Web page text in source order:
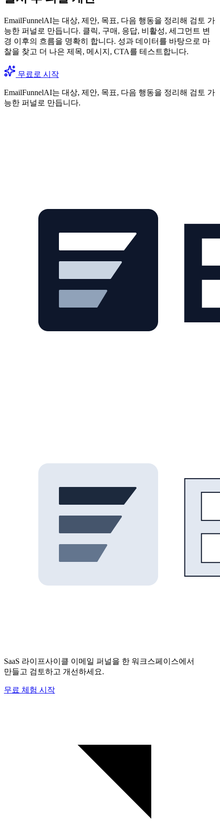
EmailFunnelAI는 대상, 제안, 목표, 다음 행동을 정리해 검토 가
능한 퍼널로 만듭니다. 클릭, 구매, 응답, 비활성, 세그먼트 변
경 이후의 흐름을 명확히 합니다. 성과 데이터를 바탕으로 마
찰을 찾고 더 나은 제목, 메시지, CTA를 테스트합니다.
무료로 시작
EmailFunnelAI는 대상, 제안, 목표, 다음 행동을 정리해 검토 가
능한 퍼널로 만듭니다.
SaaS 라이프사이클 이메일 퍼널을 한 워크스페이스에서
만들고 검토하고 개선하세요.
무료 체험 시작